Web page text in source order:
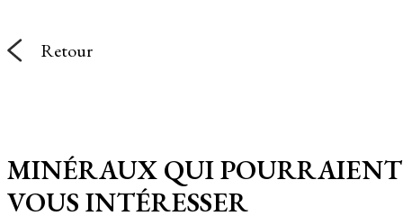
Retour
MINÉRAUX QUI POURRAIENT
VOUS INTÉRESSER